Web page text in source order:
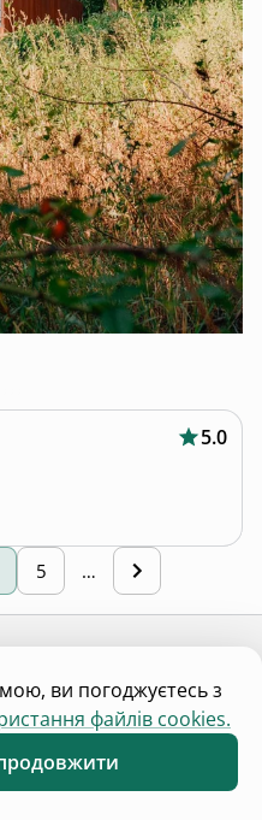
5.0
5 …
ви погоджуєтесь з
файлів cookies.